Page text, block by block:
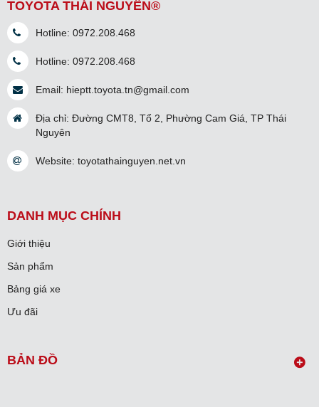
TOYOTA THÁI NGUYÊN®
Hotline: 0972.208.468
Hotline: 0972.208.468
Email: hieptt.toyota.tn@gmail.com
Địa chỉ: Đường CMT8, Tổ 2, Phường Cam Giá, TP Thái
Nguyên
Website: toyotathainguyen.net.vn
DANH MỤC CHÍNH
Giới thiệu
Sản phẩm
Bảng giá xe
Ưu đãi
BẢN ĐỒ